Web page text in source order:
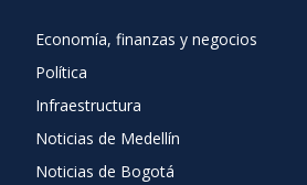
Economía, finanzas y negocios
Política
Infraestructura
Noticias de Medellín
Noticias de Bogotá